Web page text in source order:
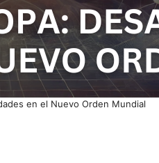
en el Nuevo Orden Mundial